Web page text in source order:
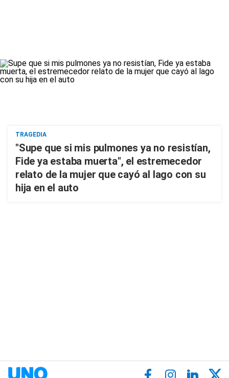
TRAGEDIA
"Supe que si mis pulmones ya no resistían,
Fide ya estaba muerta", el estremecedor
relato de la mujer que cayó al lago con su
hija en el auto